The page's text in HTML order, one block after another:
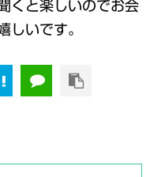
くと楽しいのでお会
しいです。